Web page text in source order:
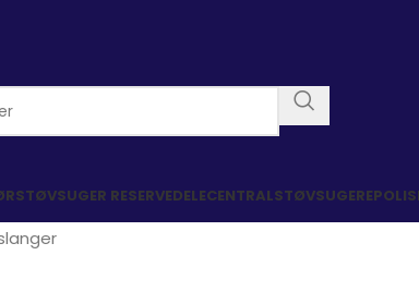
STØVSUGER RESERVEDELECENTRALSTØVSUGERE